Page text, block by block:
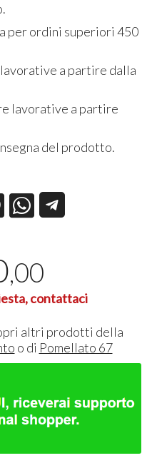
per ordini superiori 450
a partire dalla
lavorative a partire
del prodotto.
,00
contattaci
altri prodotti della
o di Pomellato 67